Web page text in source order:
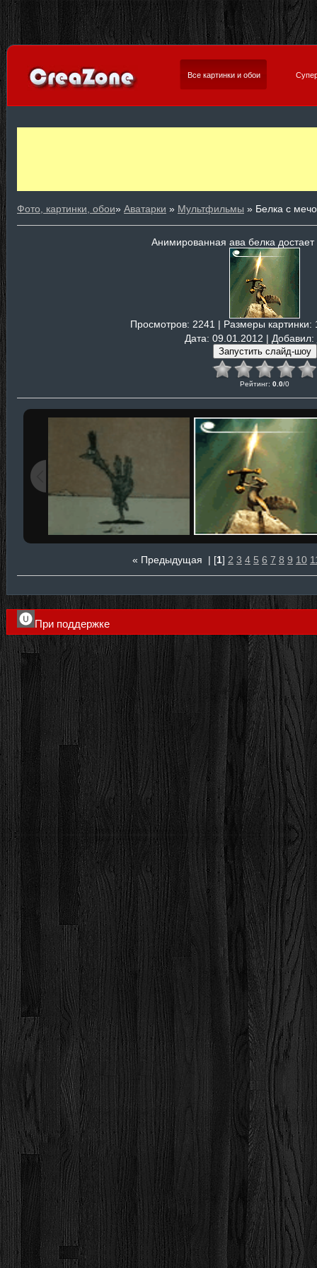
Все картинки и обои
Фото, картинки, обои» Аватарки » Мультфильмы » Белка с
Анимированная ава белка
Просмотров: 2241 | Размеры картинки:
Дата: 09.01.2012 | Добавил:
Рейтинг: 0.0/0
« Предыдущая | [1] 2 3 4 5 6 7 8 9 10
При поддержке